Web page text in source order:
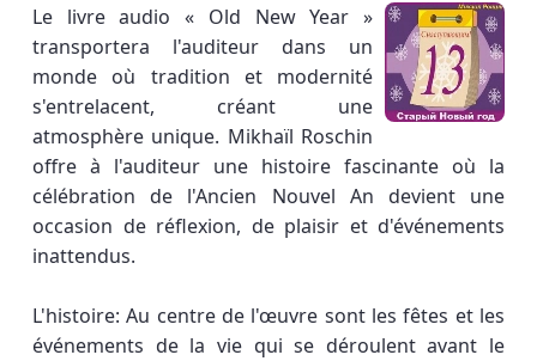
Le livre audio « Old New Year »
transportera l'auditeur dans un
monde où tradition et modernité
s'entrelacent, créant une
atmosphère unique. Mikhaïl Roschin
offre à l'auditeur une histoire fascinante où la
célébration de l'Ancien Nouvel An devient une
occasion de réflexion, de plaisir et d'événements
inattendus.
L'histoire: Au centre de l'œuvre sont les fêtes et les
événements de la vie qui se déroulent avant le